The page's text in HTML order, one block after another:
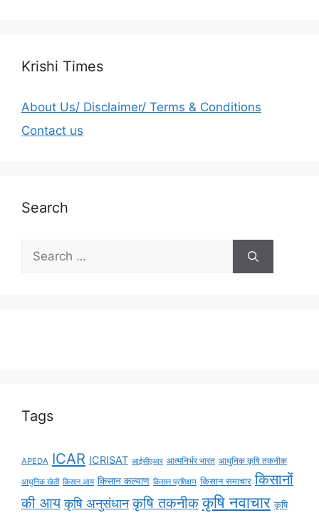
Krishi Times
About Us/ Disclaimer/ Terms & Conditions
Contact us
Search
Tags
APEDA ICAR ICRISAT आईसीएआर आत्मनिर्भर भारत आधुनिक कृषि तकनीक
आधुनिक खेती किसान आय किसान कल्याण किसान प्रशिक्षण किसान समाचार किसानों
की आय कृषि अनुसंधान कृषि तकनीक कृषि नवाचार कृषि